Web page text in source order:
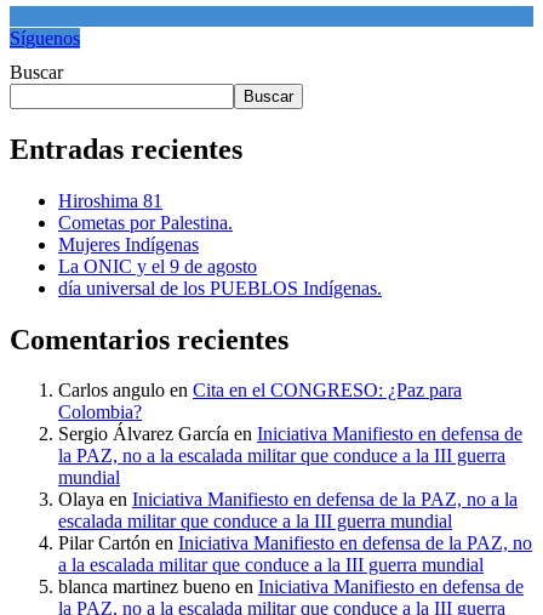
Síguenos
Buscar
Buscar
Entradas recientes
Hiroshima 81
Cometas por Palestina.
Mujeres Indígenas
La ONIC y el 9 de agosto
día universal de los PUEBLOS Indígenas.
Comentarios recientes
Carlos angulo en Cita en el CONGRESO: ¿Paz para
Colombia?
Sergio Álvarez García en Iniciativa Manifiesto en defensa de
la PAZ, no a la escalada militar que conduce a la III guerra
mundial
Olaya en Iniciativa Manifiesto en defensa de la PAZ, no a la
escalada militar que conduce a la III guerra mundial
Pilar Cartón en Iniciativa Manifiesto en defensa de la PAZ, no
a la escalada militar que conduce a la III guerra mundial
blanca martinez bueno en Iniciativa Manifiesto en defensa de
la PAZ, no a la escalada militar que conduce a la III guerra